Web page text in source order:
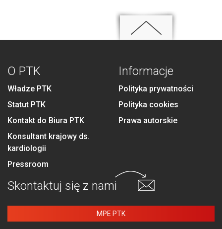
O PTK
Władze PTK
Statut PTK
Kontakt do Biura PTK
Konsultant krajowy ds.
kardiologii
Pressroom
Informacje
Polityka prywatności
Polityka cookies
Prawa autorskie
Skontaktuj się z nami
MPE PTK